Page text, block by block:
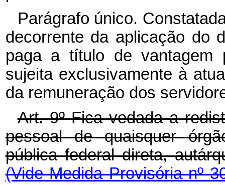
Parágrafo único.
decorrente da aplicação do
paga a título de vantagem
sujeita exclusivamente à
da remuneração dos
Art. 9º Fica vedada a
pessoal de quaisquer
pública federal direta,
(Vide Medida Provisória nº